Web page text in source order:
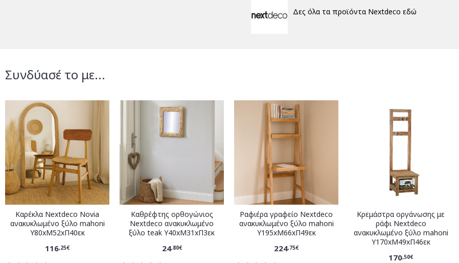
Δες όλα τα προϊόντα Nextdeco εδώ
Συνδύασέ το με...
Καρέκλα Nextdeco Novia
ανακυκλωμένο ξύλο mahoni
Υ80xM52xΠ40εκ
116,25€
Καθρέφτης ορθογώνιος
Nextdeco ανακυκλωμένο
ξύλο teak Υ40xM31xΠ3εκ
24,80€
Ραφιέρα γραφείο Nextdeco
ανακυκλωμένο ξύλο mahoni
Υ195xM66xΠ49εκ
224,75€
Κρεμάστρα οργάνωσης με
ράφι Nextdeco
ανακυκλωμένο ξύλο mahoni
Υ170xM49xΠ46εκ
170,50€